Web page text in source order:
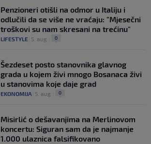
Penzioneri otišli na odmor u Italiju i
odlučili da se više ne vraćaju: "Mjesečni
troškovi su nam skresani na trećinu"
LIFESTYLE 5. aug. 0
Šezdeset posto stanovnika glavnog
grada u kojem živi mnogo Bosanaca živi
u stanovima koje daje grad
EKONOMIJA 5. aug. 0
Misirlić o dešavanjima na Merlinovom
koncertu: Siguran sam da je najmanje
1.000 ulaznica falsifikovano